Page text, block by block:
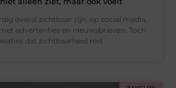
overal zichtbaar zijn: op social media,
advertenties en nieuwsbrieven. Toch
dat zichtbaarheid niet